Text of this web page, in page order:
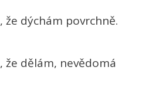
že dýchám povrchně.
že dělám, nevědomá